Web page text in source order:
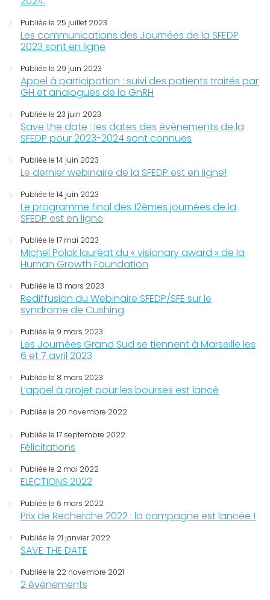
Publiée le 25 juillet 2023
Les communications des Journées de la SFEDP
2023 sont en ligne
Publiée le 29 juin 2023
Appel à participation : suivi des patients traités par
GH et analogues de la GnRH
Publiée le 23 juin 2023
Save the date : les dates des évènements de la
SFEDP pour 2023-2024 sont connues
Publiée le 14 juin 2023
Le dernier webinaire de la SFEDP est en ligne!
Publiée le 14 juin 2023
Le programme final des 12èmes journées de la
SFEDP est en ligne
Publiée le 17 mai 2023
Michel Polak lauréat du « visionary award » de la
Human Growth Foundation
Publiée le 13 mars 2023
Rediffusion du Webinaire SFEDP/SFE sur le
syndrome de Cushing
Publiée le 9 mars 2023
Les Journées Grand Sud se tiennent à Marseille les
6 et 7 avril 2023
Publiée le 8 mars 2023
L’appel à projet pour les bourses est lancé
Publiée le 20 novembre 2022
Publiée le 17 septembre 2022
Félicitations
Publiée le 2 mai 2022
ELECTIONS 2022
Publiée le 6 mars 2022
Prix de Recherche 2022 : la campagne est lancée !
Publiée le 21 janvier 2022
SAVE THE DATE
Publiée le 22 novembre 2021
2 évènements